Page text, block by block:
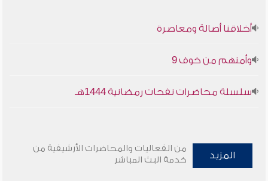
أخلاقنا أصالة ومعاصرة
وأمنهم من خوف 9
سلسلة محاضرات نفحات رمضانية 1444هـ
المزيد
من الفعاليات والمحاضرات الأرشيفية من
خدمة البث المباشر